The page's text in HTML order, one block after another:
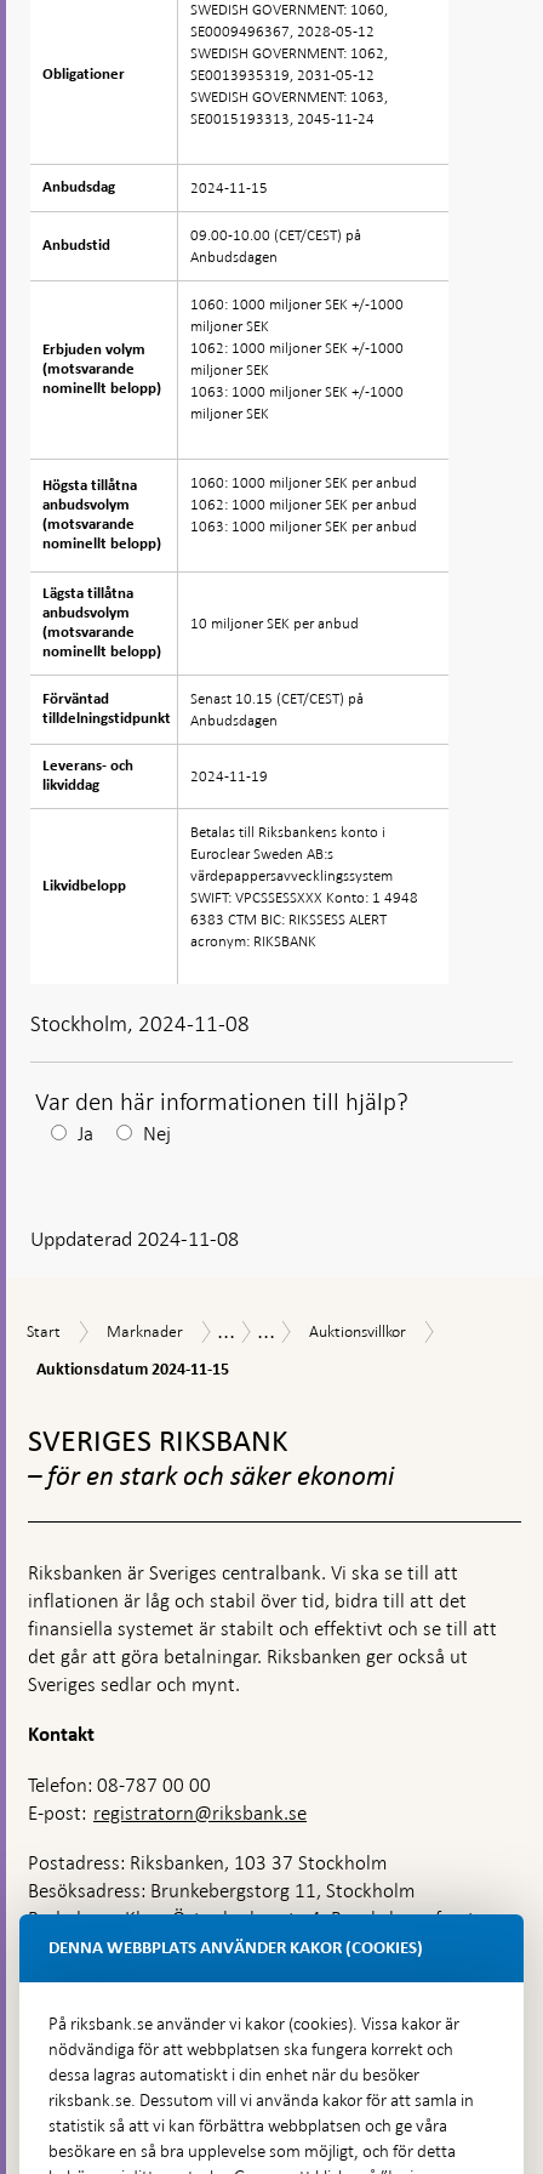
Obligationer
Anbudsdag
Anbudstid
Erbjuden volym
(motsvarande
nominellt belopp)
Högsta tillåtna
anbudsvolym
(motsvarande
nominellt belopp)
Lägsta tillåtna
anbudsvolym
(motsvarande
nominellt belopp)
Förväntad
tilldelningstidpunkt
Leverans- och
likviddag
Likvidbelopp
Obligationer
SWEDISH GOVERNMENT: 1060,
SE0009496367, 2028-05-12
SWEDISH GOVERNMENT: 1062,
SE0013935319, 2031-05-12
SWEDISH GOVERNMENT: 1063,
SE0015193313, 2045-11-24
Anbudsdag 2024-11-15
Anbudstid
09.00-10.00 (CET/CEST) på
Anbudsdagen
Erbjuden volym
(motsvarande
nominellt belopp)
1060: 1000 miljoner SEK +/-1000
miljoner SEK
1062: 1000 miljoner SEK +/-1000
miljoner SEK
1063: 1000 miljoner SEK +/-1000
miljoner SEK
Högsta tillåtna
anbudsvolym
(motsvarande
nominellt belopp)
1060: 1000 miljoner SEK per anbud
1062: 1000 miljoner SEK per anbud
1063: 1000 miljoner SEK per anbud
Lägsta tillåtna
anbudsvolym
(motsvarande
nominellt belopp)
10 miljoner SEK per anbud
Förväntad
tilldelningstidpunkt
Senast 10.15 (CET/CEST) på
Anbudsdagen
Leverans- och
likviddag
2024-11-19
Likvidbelopp
Betalas till Riksbankens konto i
Euroclear Sweden AB:s
värdepappersavvecklingssystem
SWIFT: VPCSSESSXXX Konto: 1 4948
6383 CTM BIC: RIKSSESS ALERT
acronym: RIKSBANK
Stockholm, 2024-11-08
Var den här informationen till hjälp?
Efter
visas
Ja Nej
Uppdaterad 2024-11-08
Start
Start Marknader
Marknader Marknadsoperationer
...
Försäljning
... Auktionsvillkor
Auktionsvillkor
Auktionsdatum 2024-11-15
toppnavigation
SVERIGES RIKSBANK
– för en stark och säker ekonomi
Riksbanken är Sveriges centralbank. Vi ska se till att
inflationen är låg och stabil över tid, bidra till att det
finansiella systemet är stabilt och effektivt och se till att
det går att göra betalningar. Riksbanken ger också ut
Sveriges sedlar och mynt.
Kontakt
Telefon: 08-787 00 00
E-post: registratorn@riksbank.se
Postadress: Riksbanken, 103 37 Stockholm
Besöksadress: Brunkebergstorg 11, Stockholm
Budadress: Klara Östra kyrkogata 4, Brunkebergsfaret,
Lastplats 6
Hitta direkt
Frågor och svar-
Öppnas
Till Riksbankens webbarkiv-
DENNA WEBBPLATS ANVÄNDER KAKOR (COOKIES)
På riksbank.se använder vi kakor (cookies). Vissa kakor är
nödvändiga för att webbplatsen ska fungera korrekt och
dessa lagras automatiskt i din enhet när du besöker
riksbank.se. Dessutom vill vi använda kakor för att samla in
statistik så att vi kan förbättra webbplatsen och ge våra
besökare en så bra upplevelse som möjligt, och för detta